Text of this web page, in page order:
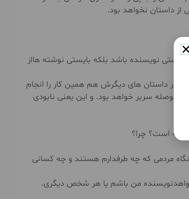
از داستان نخواهد بود.
زیستی نویسنده باشد بلکه بایستی نوشته هااز
و در داستان های دیگرش هم همین کار را انجام
حوصله سربر خواهد بود. و این یعنی نابودی
است؟ چرا؟
نگاه مردمی که چه طرفدارم هستند و چه کسانی
من باشم یا هر شخص دیگری.